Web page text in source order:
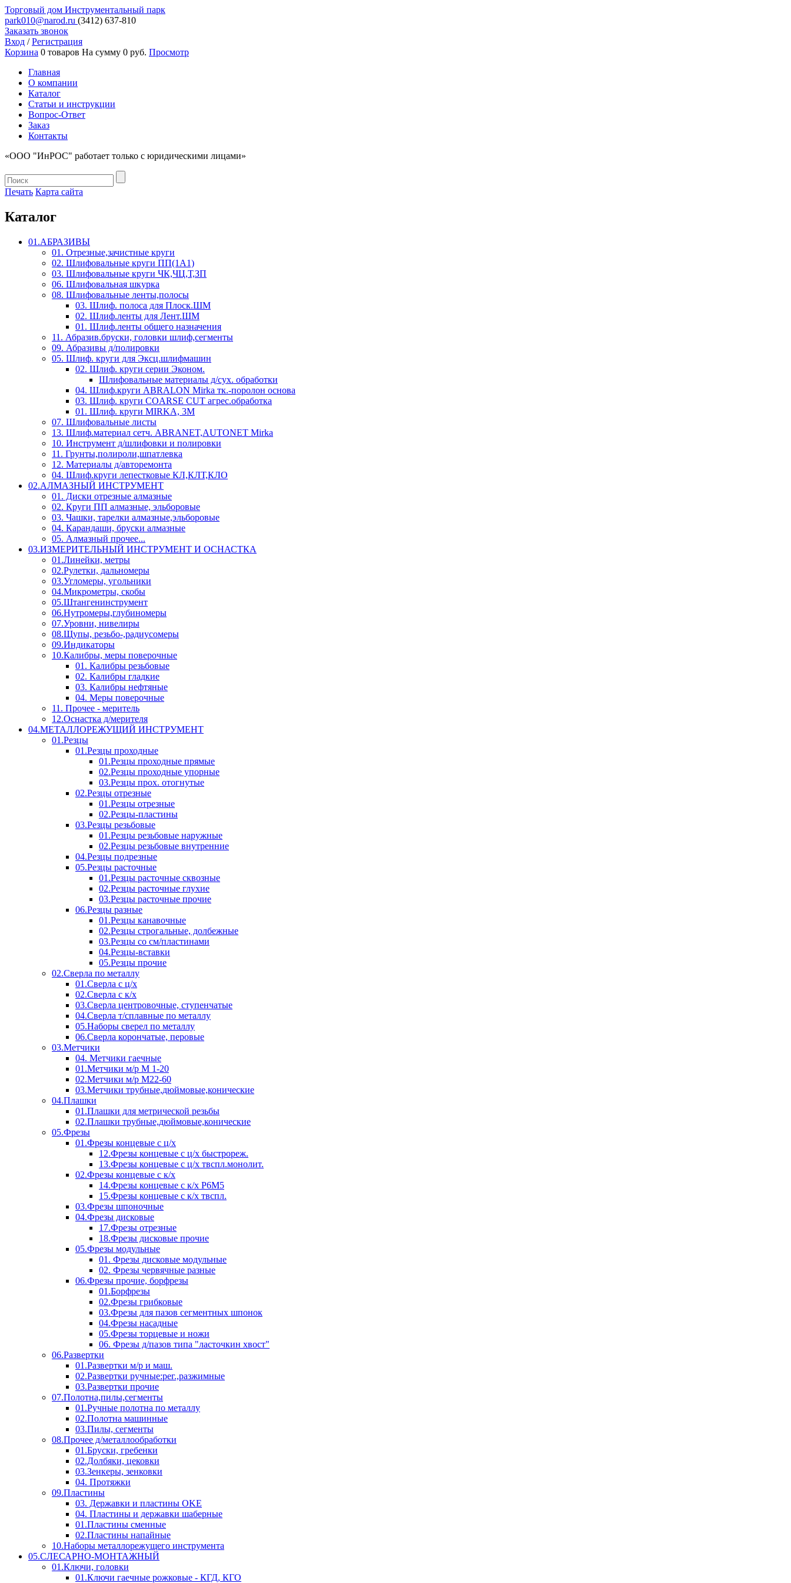
Торговый дом Инструментальный парк
park010@narod.ru (3412) 637-810
Заказать звонок
Вход /Регистрация
Корзина 0 товаров На сумму 0 руб. Просмотр
Главная
О компании
Каталог
Статьи и инструкции
Вопрос-Ответ
Заказ
Контакты
«ООО "ИнРОС" работает только с юридическими лицами»
Печать Карта сайта
Каталог
01.АБРАЗИВЫ
01. Отрезные,зачистные круги
02. Шлифовальные круги ПП(1А1)
03. Шлифовальные круги ЧК,ЧЦ,Т,ЗП
06. Шлифовальная шкурка
08. Шлифовальные ленты,полосы
03. Шлиф. полоса для Плоск.ШМ
02. Шлиф.ленты для Лент.ШМ
01. Шлиф.ленты общего назначения
11. Абразив.бруски, головки шлиф,сегменты
09. Абразивы д/полировки
05. Шлиф. круги для Эксц.шлифмашин
02. Шлиф. круги серии Эконом.
Шлифовальные материалы д/сух. обработки
04. Шлиф.круги ABRALON Mirka тк.-поролон основа
03. Шлиф. круги COARSE CUT агрес.обработка
01. Шлиф. круги MIRKA, 3M
07. Шлифовальные листы
13. Шлиф.материал сетч. ABRANET,AUTONET Mirka
10. Инструмент д/шлифовки и полировки
11. Грунты,полироли,шпатлевка
12. Материалы д/авторемонта
04. Шлиф.круги лепестковые КЛ,КЛТ,КЛО
02.АЛМАЗНЫЙ ИНСТРУМЕНТ
01. Диски отрезные алмазные
02. Круги ПП алмазные, эльборовые
03. Чашки, тарелки алмазные,эльборовые
04. Карандаши, бруски алмазные
05. Алмазный прочее...
03.ИЗМЕРИТЕЛЬНЫЙ ИНСТРУМЕНТ И ОСНАСТКА
01.Линейки, метры
02.Рулетки, дальномеры
03.Угломеры, угольники
04.Микрометры, скобы
05.Штангенинструмент
06.Нутромеры,глубиномеры
07.Уровни, нивелиры
08.Щупы, резьбо-,радиусомеры
09.Индикаторы
10.Калибры, меры поверочные
01. Калибры резьбовые
02. Калибры гладкие
03. Калибры нефтяные
04. Меры поверочные
11. Прочее - меритель
12.Оснастка д/мерителя
04.МЕТАЛЛОРЕЖУЩИЙ ИНСТРУМЕНТ
01.Резцы
01.Резцы проходные
01.Резцы проходные прямые
02.Резцы проходные упорные
03.Резцы прох. отогнутые
02.Резцы отрезные
01.Резцы отрезные
02.Резцы-пластины
03.Резцы резьбовые
01.Резцы резьбовые наружные
02.Резцы резьбовые внутренние
04.Резцы подрезные
05.Резцы расточные
01.Резцы расточные сквозные
02.Резцы расточные глухие
03.Резцы расточные прочие
06.Резцы разные
01.Резцы канавочные
02.Резцы строгальные, долбежные
03.Резцы со см/пластинами
04.Резцы-вставки
05.Резцы прочие
02.Сверла по металлу
01.Сверла с ц/х
02.Сверла с к/х
03.Сверла центровочные, ступенчатые
04.Сверла т/сплавные по металлу
05.Наборы сверел по металлу
06.Сверла корончатые, перовые
03.Метчики
04. Метчики гаечные
01.Метчики м/р М 1-20
02.Метчики м/р М22-60
03.Метчики трубные,дюймовые,конические
04.Плашки
01.Плашки для метрической резьбы
02.Плашки трубные,дюймовые,конические
05.Фрезы
01.Фрезы концевые с ц/х
12.Фрезы концевые с ц/х быстрореж.
13.Фрезы концевые с ц/х твспл.монолит.
02.Фрезы концевые с к/х
14.Фрезы концевые с к/х Р6М5
15.Фрезы концевые с к/х твспл.
03.Фрезы шпоночные
04.Фрезы дисковые
17.Фрезы отрезные
18.Фрезы дисковые прочие
05.Фрезы модульные
01. Фрезы дисковые модульные
02. Фрезы червячные разные
06.Фрезы прочие, борфрезы
01.Борфрезы
02.Фрезы грибковые
03.Фрезы для пазов сегментных шпонок
04.Фрезы насадные
05.Фрезы торцевые и ножи
06. Фрезы д/пазов типа "ласточкин хвост"
06.Развертки
01.Развертки м/р и маш.
02.Развертки ручные:рег.,разжимные
03.Развертки прочие
07.Полотна,пилы,сегменты
01.Ручные полотна по металлу
02.Полотна машинные
03.Пилы, сегменты
08.Прочее д/металлообработки
01.Бруски, гребенки
02.Долбяки, цековки
03.Зенкеры, зенковки
04. Протяжки
09.Пластины
03. Державки и пластины OKE
04. Пластины и державки шаберные
01.Пластины сменные
02.Пластины напайные
10.Наборы металлорежущего инструмента
05.СЛЕСАРНО-МОНТАЖНЫЙ
01.Ключи, головки
01.Ключи гаечные рожковые - КГД, КГО